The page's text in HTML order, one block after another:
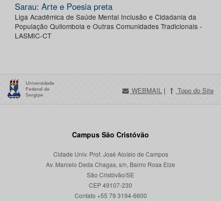
Sarau: Arte e Poesia preta
Liga Acadêmica de Saúde Mental Inclusão e Cidadania da
População Quilombola e Outras Comunidades Tradicionais -
LASMIC-CT
WEBMAIL | Topo do Site
Campus São Cristóvão
Cidade Univ. Prof. José Aloísio de Campos
Av. Marcelo Deda Chagas, s/n, Bairro Rosa Elze
São Cristóvão/SE
CEP 49107-230